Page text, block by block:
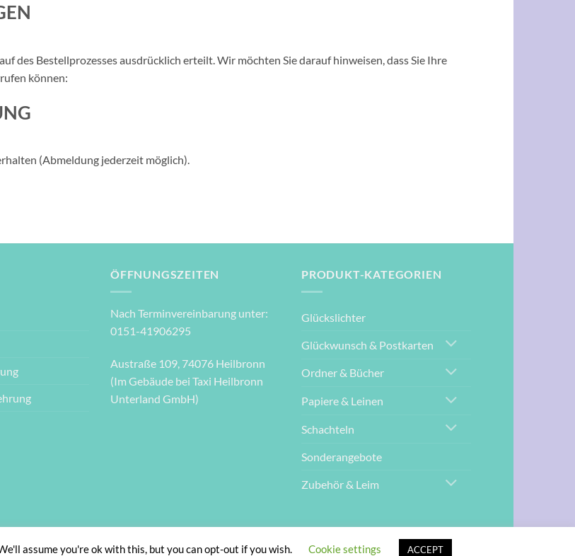
des Bestellprozesses ausdrücklich erteilt. Wir möchten Sie darauf hinweisen, dass Sie Ihre
können:
(Abmeldung jederzeit möglich).
ÖFFNUNGSZEITEN
Nach Terminvereinbarung unter:
0151-41906295
Austraße 109, 74076 Heilbronn
(Im Gebäude bei Taxi Heilbronn
Unterland GmbH)
PRODUKT-KATEGORIEN
Glückslichter
Glückwunsch & Postkarten
Ordner & Bücher
Papiere & Leinen
Schachteln
Sonderangebote
Zubehör & Leim
assume you're ok with this, but you can opt-out if you wish. Cookie settings ACCEPT